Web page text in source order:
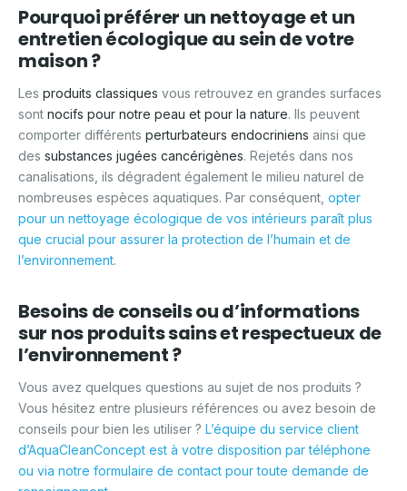
Pourquoi préférer un nettoyage et un
entretien écologique au sein de votre
maison ?
Les produits classiques vous retrouvez en grandes surfaces
sont nocifs pour notre peau et pour la nature. Ils peuvent
comporter différents perturbateurs endocriniens ainsi que
des substances jugées cancérigènes. Rejetés dans nos
canalisations, ils dégradent également le milieu naturel de
nombreuses espèces aquatiques. Par conséquent, opter
pour un nettoyage écologique de vos intérieurs paraît plus
que crucial pour assurer la protection de l’humain et de
l’environnement.
Besoins de conseils ou d’informations
sur nos produits sains et respectueux de
l’environnement ?
Vous avez quelques questions au sujet de nos produits ?
Vous hésitez entre plusieurs références ou avez besoin de
conseils pour bien les utiliser ? L’équipe du service client
d’AquaCleanConcept est à votre disposition par téléphone
ou via notre formulaire de contact pour toute demande de